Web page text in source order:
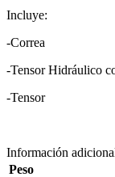
Incluye:
-Correa
-Tensor Hidráulico
-Tensor
Información
Peso